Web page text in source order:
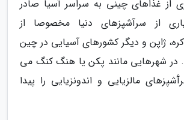
از غذاهای چینی به سراسر آسیا صادر
از سرآشپزهای دنیا مخصوصا از
ژاپن و دیگر کشورهای آسیایی در چین
در شهرهایی مانند پکن یا هنگ کنگ می
مالزیایی و اندونزیایی را پیدا